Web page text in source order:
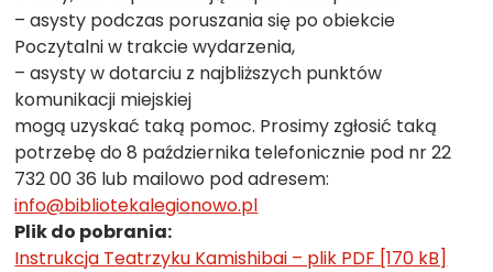
– asysty podczas poruszania się po obiekcie
Poczytalni w trakcie wydarzenia,
– asysty w dotarciu z najbliższych punktów
komunikacji miejskiej
mogą uzyskać taką pomoc. Prosimy zgłosić taką
potrzebę do 8 października telefonicznie pod nr 22
732 00 36 lub mailowo pod adresem:
info@bibliotekalegionowo.pl
Plik do pobrania:
Instrukcja Teatrzyku Kamishibai – plik PDF [170 kB]